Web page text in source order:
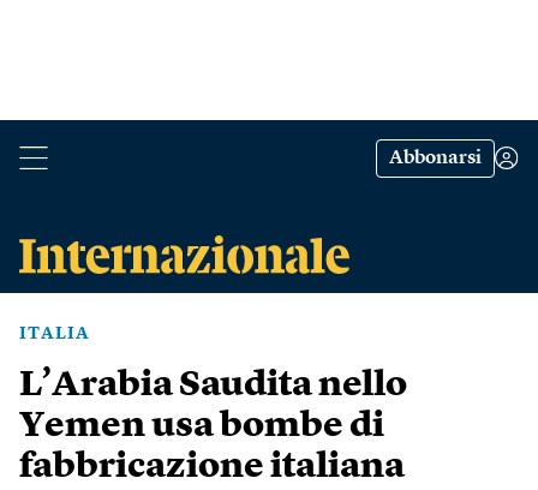
Abbonarsi
ITALIA
L’Arabia Saudita nello
Yemen usa bombe di
fabbricazione italiana